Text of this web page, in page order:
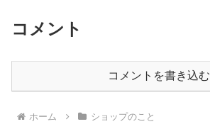
コメント
コメントを書き込む
ホーム ショップのこと